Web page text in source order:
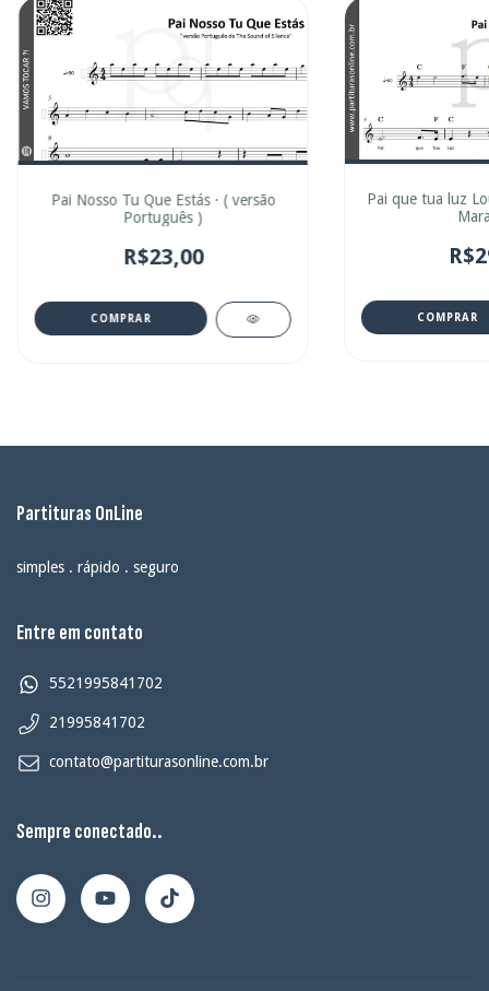
Pai Nosso Tu Que Estás · ( versão
Português )
R$23,00
COMPRAR
Pai que tua luz
COMPRAR
Partituras OnLine
simples . rápido . seguro
Entre em contato
5521995841702
21995841702
contato@partiturasonline.com.br
Sempre conectado..